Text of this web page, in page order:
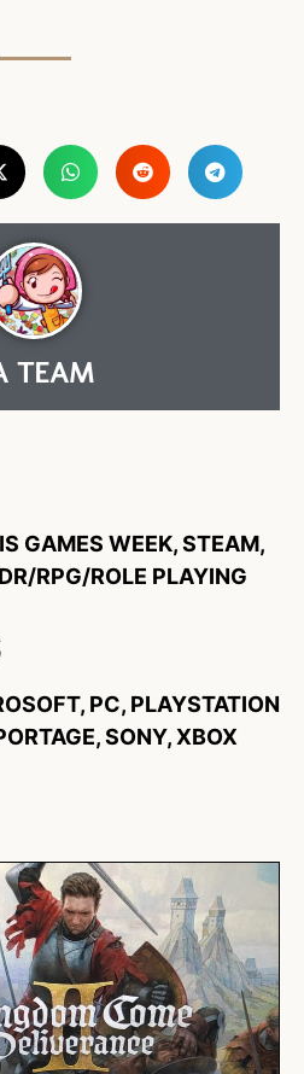
TEAM
GAMES WEEK,STEAM,
RPG/ROLE PLAYING
, PC, PLAYSTATION
,SONY,XBOX